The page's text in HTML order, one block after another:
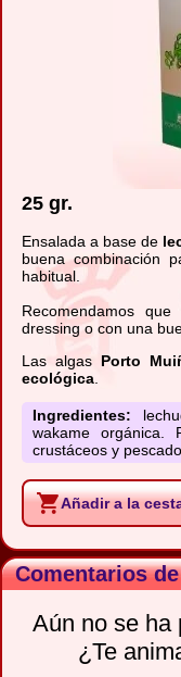
25 gr.
Ensalada a base de
buena combinación
habitual.
Recomendamos
dressing o con una
Las algas Porto
ecológica
Ingredientes:
wakame orgánica.
crustáceos y pescado
Añadir a la
Comentarios
Aún no se ha
¿Te